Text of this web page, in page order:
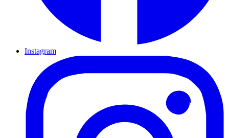
Instagram